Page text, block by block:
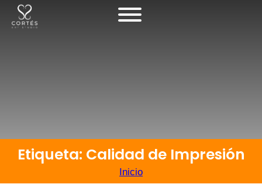
Etiqueta: Calidad de Impresión
Inicio